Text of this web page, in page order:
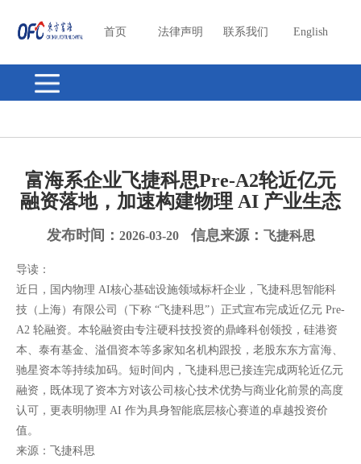
首页 法律声明 联系我们 English
富海系企业飞捷科思Pre-A2轮近亿元
融资落地，加速构建物理 AI 产业生态
发布时间： 2026-03-20信息来源： 飞捷科思
导读：
近日，国内物理 AI核心基础设施领域标杆企业，飞捷科思智能科
技（上海）有限公司（下称 “飞捷科思”）正式宣布完成近亿元 Pre-
A2 轮融资。本轮融资由专注硬科技投资的鼎峰科创领投，硅港资
本、泰有基金、溢倡资本等多家知名机构跟投，老股东东方富海、
驰星资本等持续加码。短时间内，飞捷科思已接连完成两轮近亿元
融资，既体现了资本方对该公司核心技术优势与商业化前景的高度
认可，更表明物理 AI 作为具身智能底层核心赛道的卓越投资价
值。
来源：飞捷科思